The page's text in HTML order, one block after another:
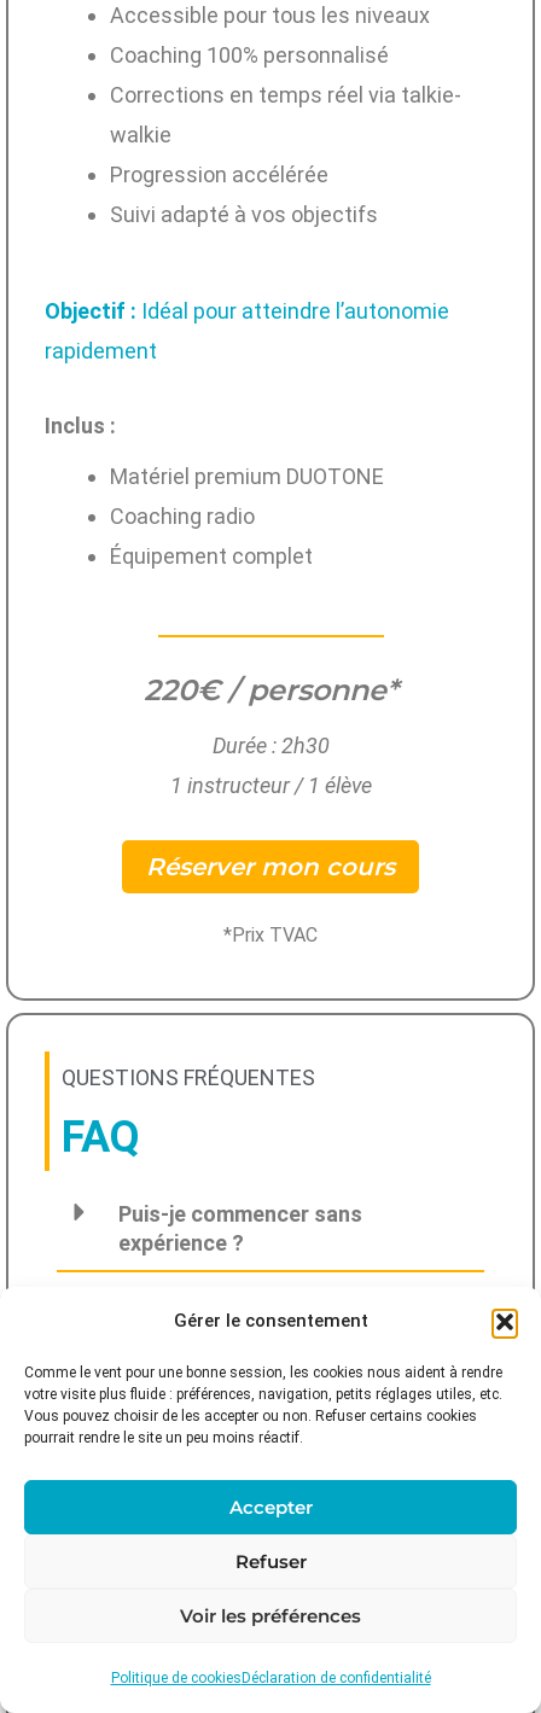
Gérer le consentement
Comme le vent pour une bonne session, les cookies nous aident à rendre
votre visite plus fluide : préférences, navigation, petits réglages utiles, etc.
Vous pouvez choisir de les accepter ou non. Refuser certains cookies
pourrait rendre le site un peu moins réactif.
Accepter
Refuser
Voir les préférences
Politique de cookies Déclaration de confidentialité
Accessible pour tous les niveaux
Coaching 100% personnalisé
Corrections en temps réel via talkie-
walkie
Progression accélérée
Suivi adapté à vos objectifs
Objectif : Idéal pour atteindre l’autonomie
rapidement
Inclus :
Matériel premium DUOTONE
Coaching radio
Équipement complet
220€ / personne*
Durée : 2h30
1 instructeur / 1 élève
Réserver mon cours
*Prix TVAC
QUESTIONS FRÉQUENTES
FAQ
Puis-je commencer sans
expérience ?
devenir autonome ?
Que dois-je apporter ?
Les cours sont-ils maintenus par
tous les temps ?
Quelle est la différence entre
cours groupe et privé ?
Est-ce que je peux commencer